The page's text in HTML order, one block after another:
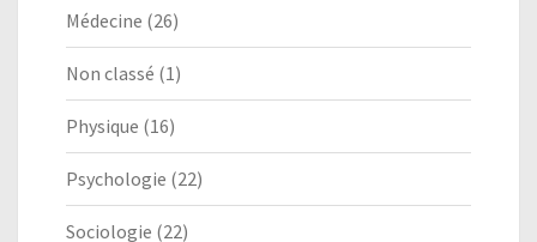
Médecine (26)
Non classé (1)
Physique (16)
Psychologie (22)
Sociologie (22)